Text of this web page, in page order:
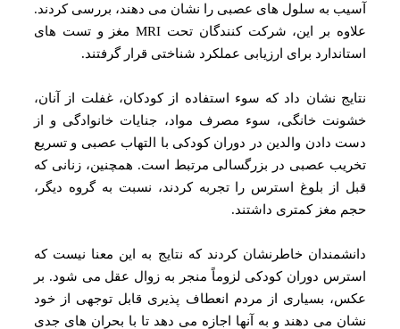
به سلول‌ های عصبی را نشان می‌ دهند، بررسی کردند.
علاوه بر این، شرکت کنندگان تحت MRI مغز و تست‌ های
برای ارزیابی عملکرد شناختی قرار گرفتند.
نشان داد که سوء استفاده از کودکان، غفلت از آنان،
خانگی، سوء مصرف مواد، جنایات خانوادگی و از
دادن والدین در دوران کودکی با التهاب عصبی و تسریع
عصبی در بزرگسالی مرتبط است. همچنین، زنانی که
از بلوغ استرس را تجربه کردند، نسبت به گروه دیگر،
مغز کمتری داشتند.
خاطرنشان کردند که نتایج به این معنا نیست که
دوران کودکی لزوماً منجر به زوال عقل می‌ شود. بر
بسیاری از مردم انعطاف‌ پذیری قابل توجهی از خود
می‌ دهند و به آنها اجازه می‌ دهد تا با بحران‌ های جدی